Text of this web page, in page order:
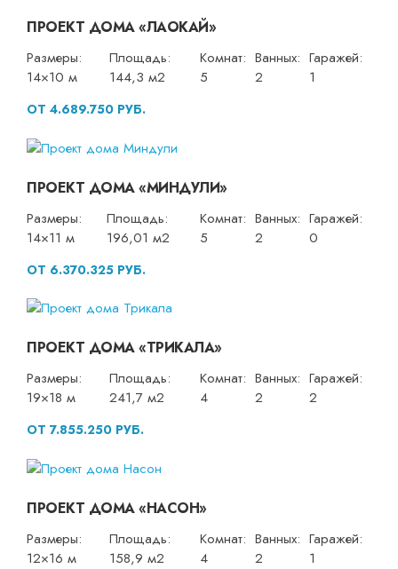
ПРОЕКТ ДОМА «ЛАОКАЙ»
Размеры:
14×10 м
Площадь:
144,3 м2
Комнат:
5
Ванных:
2
Гаражей:
1
ОТ 4.689.750 РУБ.
ПРОЕКТ ДОМА «МИНДУЛИ»
Размеры:
14×11 м
Площадь:
196,01 м2
Комнат:
5
Ванных:
2
Гаражей:
0
ОТ 6.370.325 РУБ.
ПРОЕКТ ДОМА «ТРИКАЛА»
Размеры:
19×18 м
Площадь:
241,7 м2
Комнат:
4
Ванных:
2
Гаражей:
2
ОТ 7.855.250 РУБ.
ПРОЕКТ ДОМА «НАСОН»
Размеры:
12×16 м
Площадь:
158,9 м2
Комнат:
4
Ванных:
2
Гаражей:
1